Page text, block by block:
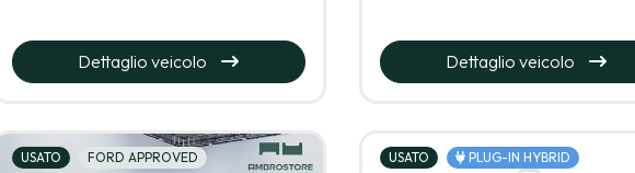
Dettaglio veicolo Dettaglio veicolo
USATO
FORD APPROVED
USATO PLUG-IN HYBRID